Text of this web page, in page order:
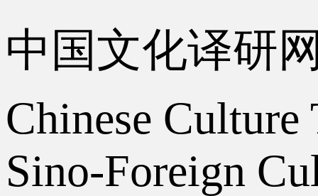
中国文化译研
Chinese
Sino-Foreign